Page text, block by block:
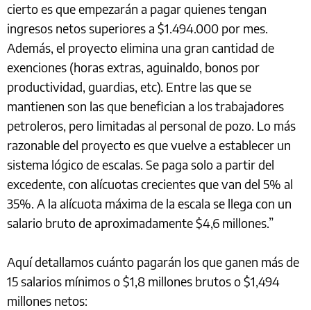
cierto es que empezarán a pagar quienes tengan
ingresos netos superiores a $1.494.000 por mes.
Además, el proyecto elimina una gran cantidad de
exenciones (horas extras, aguinaldo, bonos por
productividad, guardias, etc). Entre las que se
mantienen son las que benefician a los trabajadores
petroleros, pero limitadas al personal de pozo. Lo más
razonable del proyecto es que vuelve a establecer un
sistema lógico de escalas. Se paga solo a partir del
excedente, con alícuotas crecientes que van del 5% al
35%. A la alícuota máxima de la escala se llega con un
salario bruto de aproximadamente $4,6 millones.”
Aquí detallamos cuánto pagarán los que ganen más de
15 salarios mínimos o $1,8 millones brutos o $1,494
millones netos: